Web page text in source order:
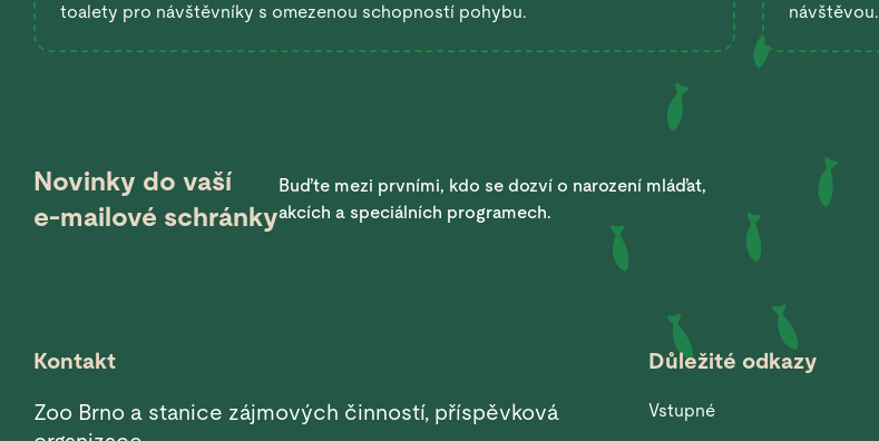
toalety pro návštěvníky s omezenou schopností pohybu.
návštěvou.
Novinky do vaší
e-mailové schránky
Buďte mezi prvními, kdo se dozví o narození mláďat,
akcích a speciálních programech.
Kontakt
Zoo Brno a stanice zájmových činností, příspěvková
Důležité odkazy
Vstupné